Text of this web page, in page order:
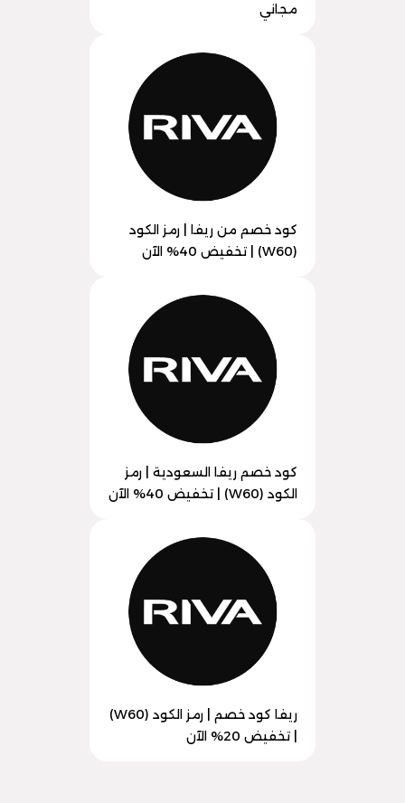
مجاني
كود خصم من ريفا | رمز الكود
(W60) | تخفيض 40% الآن
كود خصم ريفا السعودية | رمز
الكود (W60) | تخفيض 40% الآن
ريفا كود خصم | رمز الكود (W60)
| تخفيض 20% الآن